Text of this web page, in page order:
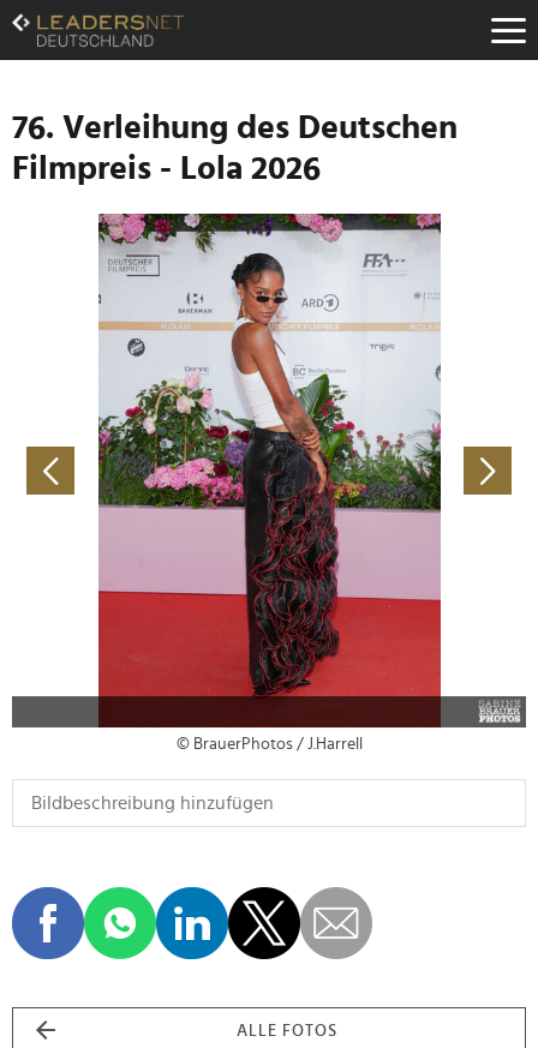
Zum
Inhalt
Zur
Navigation
Zur
Hauptnavigation
76. Verleihung des Deutschen
Filmpreis - Lola 2026
© BrauerPhotos / J.Harrell
ALLE FOTOS